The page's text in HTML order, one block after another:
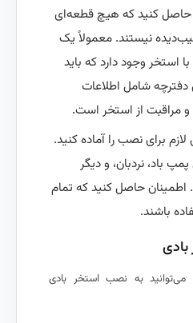
حاصل کنید که هیچ قطعه‌ای
نیستند. معمولاً یک
استخر وجود دارد که باید
شامل اطلاعات
مراقبت از استخر است.
لازم برای نصب را آماده کنید.
باد، نردبان، و دیگر
حاصل کنید که تمام
باشند.
به نصب استخر بادی